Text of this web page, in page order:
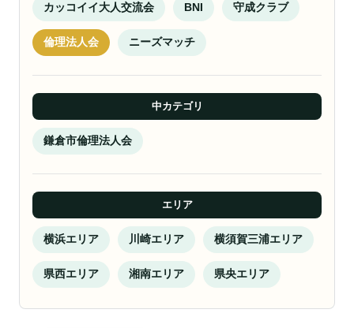
カッコイイ大人交流会 BNI 守成クラブ
倫理法人会 ニーズマッチ
中カテゴリ
鎌倉市倫理法人会
エリア
横浜エリア 川崎エリア 横須賀三浦エリア
県西エリア 湘南エリア 県央エリア